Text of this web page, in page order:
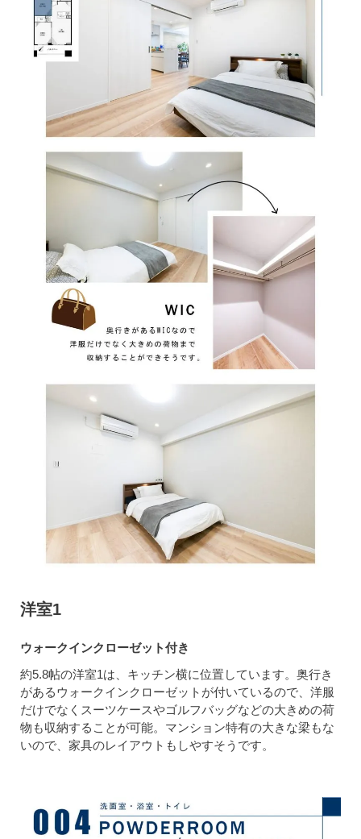
洋室1
ウォークインクローゼット付き
約5.8帖の洋室1は、キッチン横に位置しています。奥行き
があるウォークインクローゼットが付いているので、洋服
だけでなくスーツケースやゴルフバッグなどの大きめの荷
物も収納することが可能。マンション特有の大きな梁もな
いので、家具のレイアウトもしやすそうです。